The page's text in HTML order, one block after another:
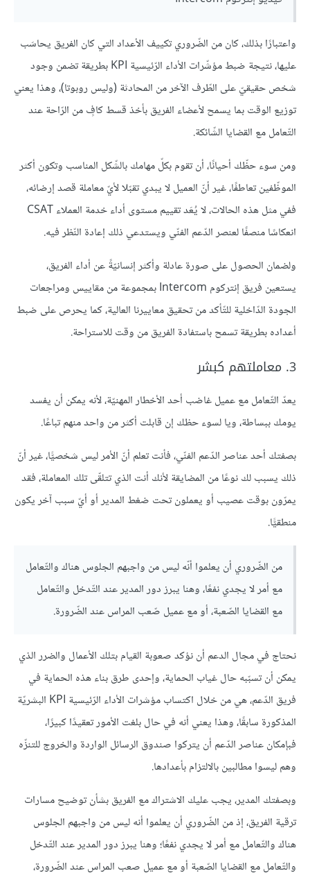
واعتبارًا بذلك، كان من الضّروري تكييف الأعداد التي كان الفريق يحاسَب
عليها، نتيجة ضبط مؤشّرات الأداء الرّئيسية KPI بطريقة تضمن وجود
شخص حقيقيّ على الطّرف الآخر من المحادثة (وليس روبوتا)، وهذا يعني
توزيع الوقت بما يسمح لأعضاء الفريق بأخذ قسط كافٍ من الرّاحة عند
التّعامل مع القضايا الشّائكة.
ومن سوء حظّك أحيانًا، أن تقوم بكلّ مهامك بالشّكل المناسب وتكون أكثر
الموظّفين تعاطفًا، غير أنّ العميل لا يبدي تقبّلا لأيّ معاملة قصد إرضائه،
ففي مثل هذه الحالات، لا يُعَد تقييم مستوى أداء خدمة العملاء CSAT
انعكاسًا منصفًا لعنصر الدّعم الفنّي ويستدعي ذلك إعادة النّظر فيه.
ولضمان الحصول على صورة عادلة وأكثر إنسانيّةً عن أداء الفريق،
يستعين فريق إنتركوم Intercom بمجموعة من مقاييس ومراجعات
الجودة الدّاخلية للتّأكد من تحقيق معاييرنا العالية، كما يحرص على ضبط
أعداده بطريقة تسمح باستفادة الفريق من وقت للاستراحة.
3. معاملتهم كبشر
يعدّ التّعامل مع عميل غاضب أحد الأخطار المهنيّة، لأنه يمكن أن يفسد
يومك ببساطة، ويا لسوء حظك إن قابلت أكثر من واحد منهم تباعًا.
بصفتك أحد عناصر الدّعم الفنّي، فأنت تعلم أنّ الأمر ليس شخصيًّا، غير أنّ
ذلك يسبب لك نوعًا من المضايقة لأنك أنت الذي تتلقّى تلك المعاملة، فقد
يمرّون بوقت عصيب أو يعملون تحت ضغط المدير أو أيّ سبب آخر يكون
منطقيًّا.
من الضّروري أن يعلموا أنّه ليس من واجبهم الجلوس هناك والتّعامل
مع أمر لا يجدي نفعًا، وهنا يبرز دور المدير عند التّدخل والتّعامل
مع القضايا الصّعبة، أو مع عميل صّعب المراس عند الضّرورة.
نحتاج في مجال الدعم أن نؤكد صعوبة القيام بتلك الأعمال والضرر الذي
يمكن أن تسبّبه حال غياب الحماية، وإحدى طرق بناء هذه الحماية في
فريق الدّعم، هي من خلال اكتساب مؤشرات الأداء الرّئيسية KPI البشريّة
المذكورة سابقًا، وهذا يعني أنه في حال بلغت الأمور تعقيدًا كبيرًا،
فبإمكان عناصر الدّعم أن يتركوا صندوق الرسائل الواردة والخروج للتنزّه
وهم ليسوا مطالبين بالالتزام بأعدادها.
وبصفتك المدير، يجب عليك الاشتراك مع الفريق بشأن توضيح مسارات
ترقية الفريق، إذ من الضّروري أن يعلموا أنه ليس من واجبهم الجلوس
هناك والتّعامل مع أمر لا يجدي نفعًا؛ وهنا يبرز دور المدير عند التّدخل
والتّعامل مع القضايا الصّعبة أو مع عميل صعب المراس عند الضّرورة،